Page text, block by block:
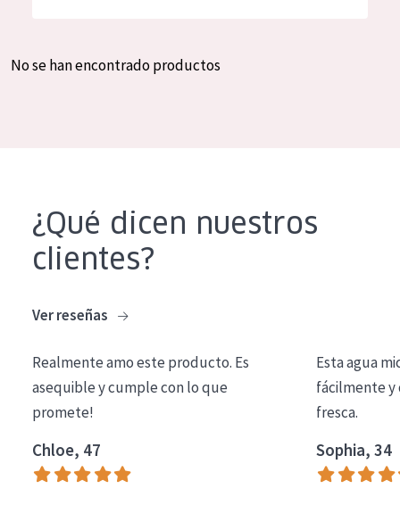
Crema de día
Crema de noche
Limpieza
COLECCIÓN
Essentials
Lift+
Spanish
No se han encontrado productos
¿Qué dicen nuestros
clientes?
Ver reseñas
Realmente amo este producto. Es
asequible y cumple con lo que
promete!
Chloe, 47
Esta agua
fácilmente y
fresca.
Sophia, 34